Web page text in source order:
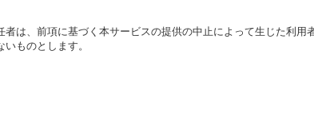
者は、前項に基づく本サービスの提供の中止によって生じた利用
ものとします。